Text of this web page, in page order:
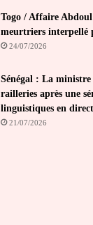
Togo / Affaire Abdoul
meurtriers interpellé
24/07/2026
Sénégal : La ministre
railleries après une
linguistiques en direct
21/07/2026